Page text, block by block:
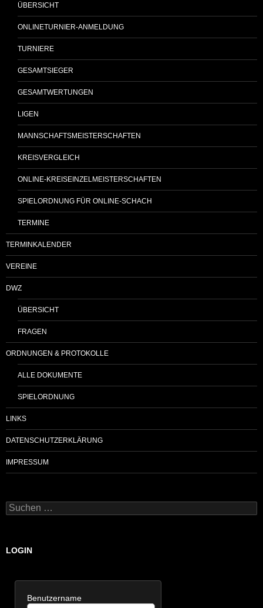
ÜBERSICHT
ONLINETURNIER-ANMELDUNG
TURNIERE
GESAMTSIEGER
GESAMTWERTUNGEN
LIGEN
MANNSCHAFTSMEISTERSCHAFTEN
KREISVERGLEICH
ONLINE-KREISEINZELMEISTERSCHAFTEN
SPIELORDNUNG FÜR ONLINE-SCHACH
TERMINE
TERMINKALENDER
VEREINE
DWZ
ÜBERSICHT
FRAGEN
ORDNUNGEN & PROTOKOLLE
ALLE DOKUMENTE
SPIELORDNUNG
LINKS
DATENSCHUTZERKLÄRUNG
IMPRESSUM
Suchen
nach:
LOGIN
Benutzername